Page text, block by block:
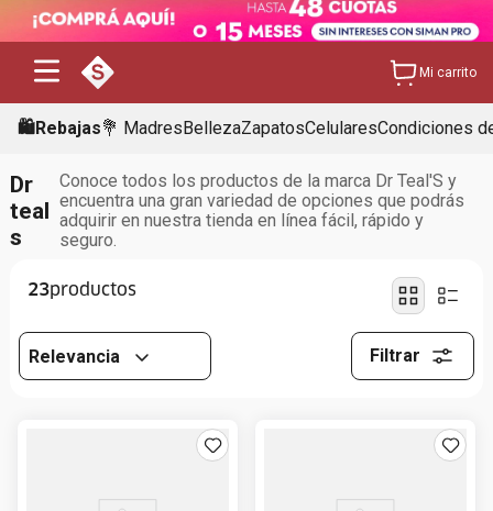
Mi carrito
🛍️Rebajas💐 MadresBellezaZapatosCelularesCondiciones
Dr
teal
s
Conoce todos los productos de la marca Dr Teal'S y
encuentra una gran variedad de opciones que podrás
adquirir en nuestra tienda en línea fácil, rápido y
seguro.
23
Relevancia Filtrar